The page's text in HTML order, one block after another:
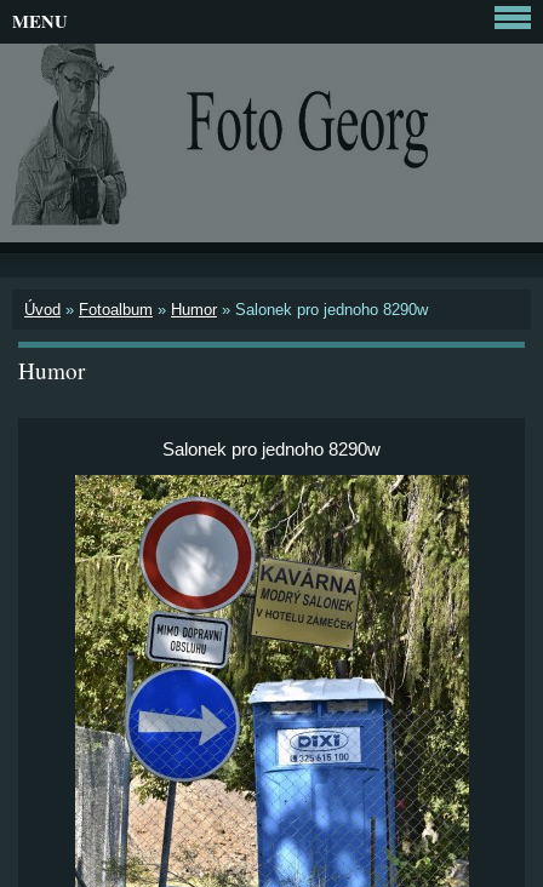
Úvod » Fotoalbum » Humor » Salonek pro jednoho 8290w
Humor
Salonek pro jednoho 8290w
MENU